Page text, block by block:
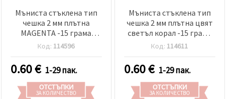
Мъниста стъклена тип
чешка 2 мм плътна
MAGENTA -15 грама
~2050 броя
Код: 114596
0.60€ 1-29 пак.
ОТСТЪПКИ
ЗА КОЛИЧЕСТВО
Мъниста стъклена тип
чешка 2 мм плътна цвят
светъл корал -15 грама
~2050 броя
Код: 114611
0.60€ 1-29 пак.
ОТСТЪПКИ
ЗА КОЛИЧЕСТВО